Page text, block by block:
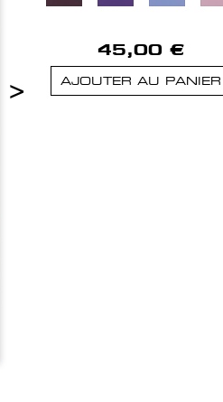
>
45,00 €
AJOUTER AU PANIER